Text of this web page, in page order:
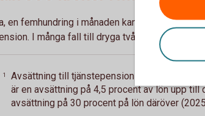
en femhundring i månaden kan hinna växa
I många fall till dryga två miljoner.
1
Avsättning till tjänstepension skiljer sig
är en avsättning på 4,5 procent av lön upp
avsättning på 30 procent på lön däröver